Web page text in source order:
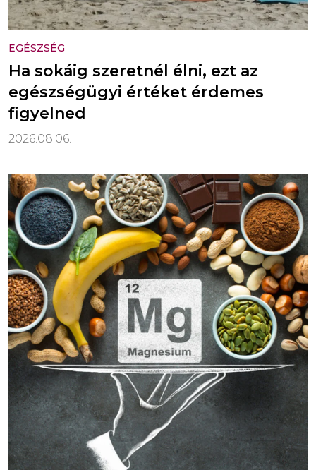
EGÉSZSÉG
Ha sokáig szeretnél élni, ezt az
egészségügyi értéket érdemes
figyelned
2026.08.06.